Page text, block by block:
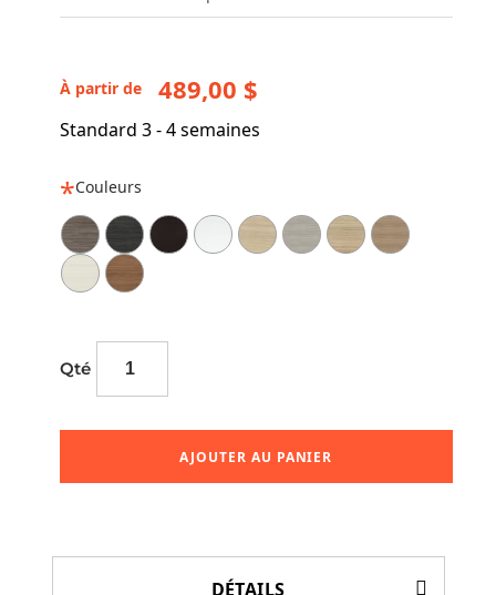
À partir de 489,00 $
Standard 3 - 4 semaines
Couleurs
Qté
AJOUTER AU PANIER
DÉTAILS